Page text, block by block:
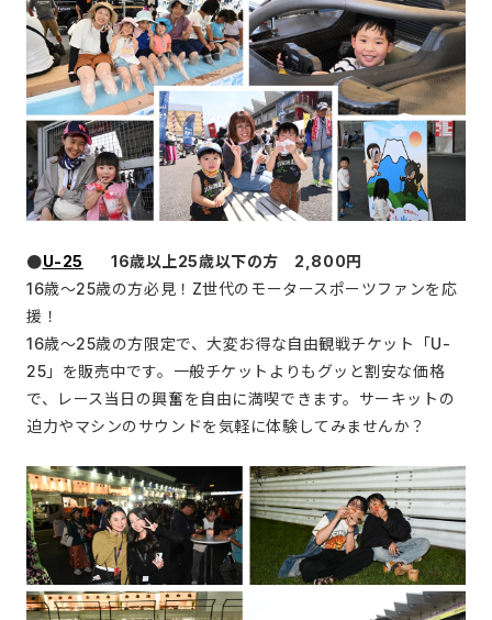
●U-25
16歳以上25歳以下の方 2,800円
16歳～25歳の方必見！Z世代のモータースポーツファンを応
援！
16歳～25歳の方限定で、大変お得な自由観戦チケット「U-
25」を販売中です。一般チケットよりもグッと割安な価格
で、レース当日の興奮を自由に満喫できます。サーキットの
迫力やマシンのサウンドを気軽に体験してみませんか？